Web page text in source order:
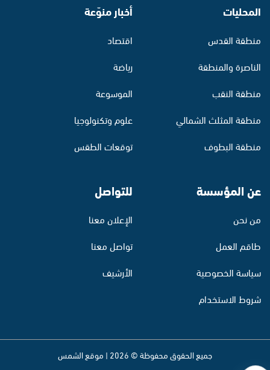
المحليات
منطقة القدس
الناصرة والمنطقة
منطقة النقب
منطقة المثلث الشمالي
منطقة البطوف
أخبار منوّعة
اقتصاد
رياضة
الموسوعة
علوم وتكنولوجيا
توقعات الطقس
عن المؤسسة
من نحن
طاقم العمل
سياسة الخصوصية
شروط الاستخدام
للتواصل
الإعلان معنا
تواصل معنا
الأرشيف
جميع الحقوق محفوظة © 2026 | موقع الشمس